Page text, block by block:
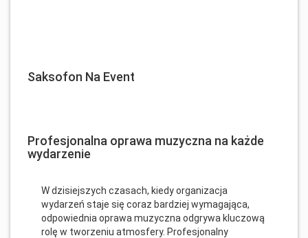
Saksofon Na Event
Profesjonalna oprawa muzyczna na każde
wydarzenie
W dzisiejszych czasach, kiedy organizacja
wydarzeń staje się coraz bardziej wymagająca,
odpowiednia oprawa muzyczna odgrywa kluczową
rolę w tworzeniu atmosfery. Profesjonalny